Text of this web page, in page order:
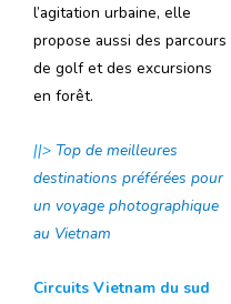
l’agitation urbaine, elle
propose aussi des parcours
de golf et des excursions
en forêt.
||> Top de meilleures
destinations préférées pour
un voyage photographique
au Vietnam
Circuits Vietnam du sud